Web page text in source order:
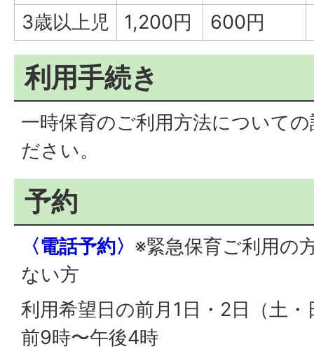
3歳以上児
1,200円 600円
利用手続き
一時保育のご利用方法について
ださい。
予約
〈電話予約〉 ※緊急保育ご利用の
ない方
利用希望日の前月1日・2日（土
前9時〜午後4時